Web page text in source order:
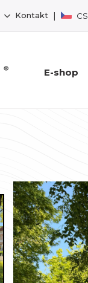
Kontakt | CS
E-shop